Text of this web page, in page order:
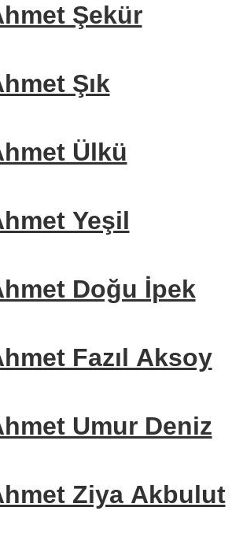
Şekür
Şık
Ülkü
Yeşil
Doğu İpek
Fazıl Aksoy
Umur Deniz
Ziya Akbulut